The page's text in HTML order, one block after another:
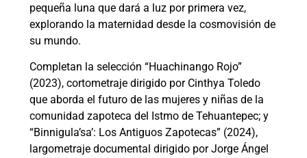
pequeña luna que dará a luz por primera vez,
explorando la maternidad desde la cosmovisión de
su mundo.
Completan la selección “Huachinango Rojo”
(2023), cortometraje dirigido por Cinthya Toledo
que aborda el futuro de las mujeres y niñas de la
comunidad zapoteca del Istmo de Tehuantepec; y
“Binnigula’sa’: Los Antiguos Zapotecas” (2024),
largometraje documental dirigido por Jorge Ángel